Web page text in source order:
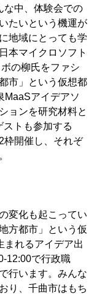
な中、体験会での
たいという機運が
地域にとっても学
本マイクロソフト
の柳氏をファシ
市」という仮想都
MaaSアイデアソ
ョンを研究材料と
トも参加する
枠開催し、それぞ
変化も起こってい
方都市」という仮
まれるアイデア出
12:00で行政職
行います。みんな
り、千曲市はもち